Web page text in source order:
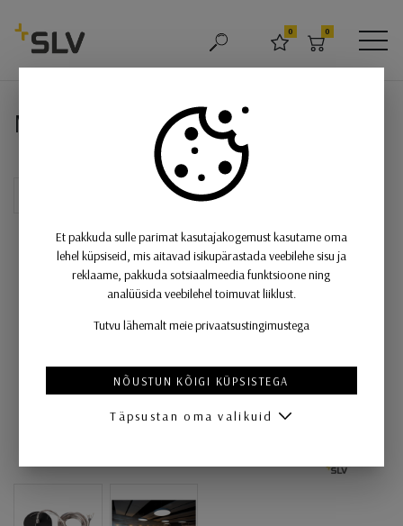
OTSING LEMMIKUD
0
OSTUKORV
0
MEDO 5m, must
MEDO 5m, must
Et pakkuda sulle parimat kasutajakogemust kasutame oma
lehel küpsiseid, mis aitavad isikupärastada veebilehe sisu ja
reklaame, pakkuda sotsiaalmeedia funktsioone ning
analüüsida veebilehel toimuvat liiklust.
Tutvu lähemalt meie privaatsustingimustega
NÕUSTUN KÕIGI KÜPSISTEGA
Täpsustan oma valikuid